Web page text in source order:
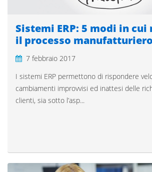
Sistemi ERP: 5 modi in
il processo manufatturiero
7 febbraio 2017
I sistemi ERP permettono di rispondere
cambiamenti improvvisi ed inattesi delle
clienti, sia sotto l’asp...